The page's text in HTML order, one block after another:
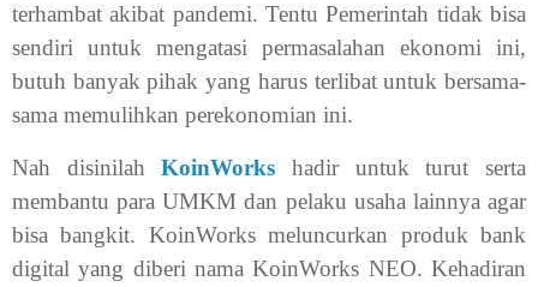
terhambat akibat pandemi. Tentu Pemerintah tidak bisa
sendiri untuk mengatasi permasalahan ekonomi ini,
butuh banyak pihak yang harus terlibat untuk bersama-
sama memulihkan perekonomian ini.
Nah disinilahKoinWorks hadir untuk turut serta
membantu para UMKM dan pelaku usaha lainnya agar
bisa bangkit. KoinWorks meluncurkan produk bank
digital yang diberi nama KoinWorks NEO. Kehadiran